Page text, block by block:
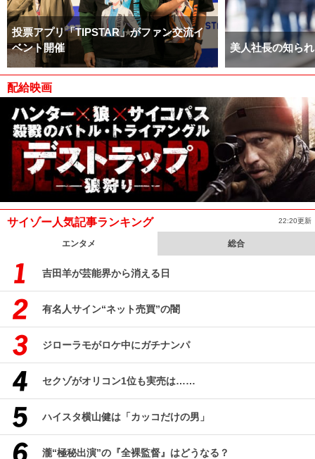
投票アプリ「TIPSTAR」がファン交流イ
ベント開催
美人社長の知ら
配給映画
サイゾー人気記事ランキング 22:20更新
エンタメ 総合
吉田羊が芸能界から消える日
有名人サイン“ネット売買”の闇
ジローラモがロケ中にガチナンパ
セクゾがオリコン1位も実売は……
ハイスタ横山健は「カッコだけの男」
瀧“極秘出演”の『全裸監督』はどうなる？